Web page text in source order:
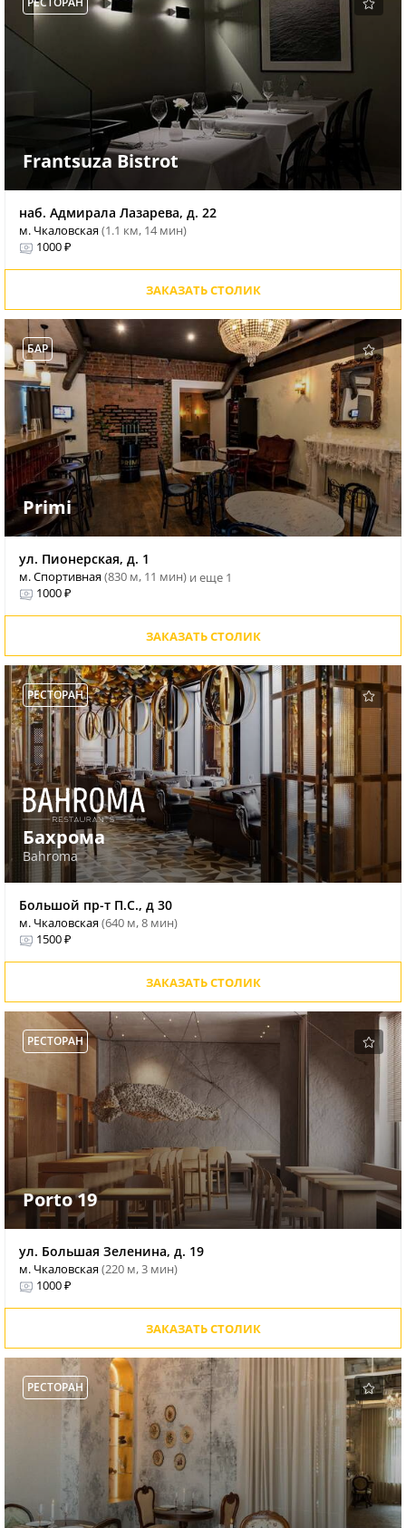
Frantsuza Bistrot
наб. Адмирала Лазарева, д. 22
м. Чкаловская(1.1 км, 14 мин)
1000 ₽
ЗАКАЗАТЬ СТОЛИК
БАР
Primi
ул. Пионерская, д. 1
м. Спортивная(830 м, 11 мин) и еще 1
1000 ₽
ЗАКАЗАТЬ СТОЛИК
РЕСТОРАН
Бахрома
Bahroma
Большой пр-т П.С., д 30
м. Чкаловская(640 м, 8 мин)
1500 ₽
ЗАКАЗАТЬ СТОЛИК
РЕСТОРАН
Porto 19
ул. Большая Зеленина, д. 19
м. Чкаловская(220 м, 3 мин)
1000 ₽
ЗАКАЗАТЬ СТОЛИК
РЕСТОРАН